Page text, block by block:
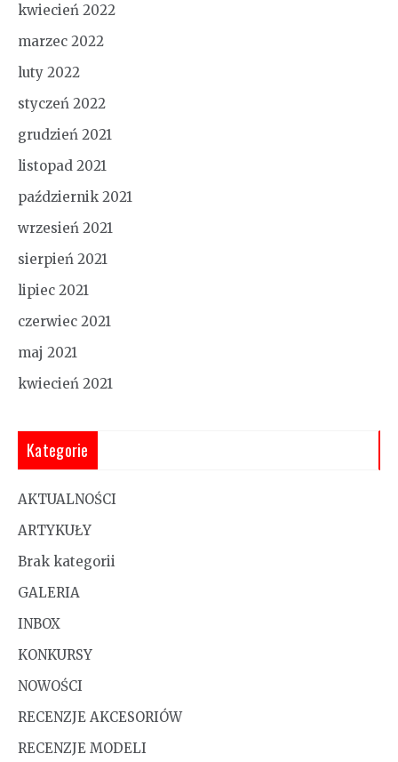
kwiecień 2022
marzec 2022
luty 2022
styczeń 2022
grudzień 2021
listopad 2021
październik 2021
wrzesień 2021
sierpień 2021
lipiec 2021
czerwiec 2021
maj 2021
kwiecień 2021
Kategorie
AKTUALNOŚCI
ARTYKUŁY
Brak kategorii
GALERIA
INBOX
KONKURSY
NOWOŚCI
RECENZJE AKCESORIÓW
RECENZJE MODELI